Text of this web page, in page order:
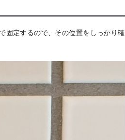
固定するので、その位置をしっかり確